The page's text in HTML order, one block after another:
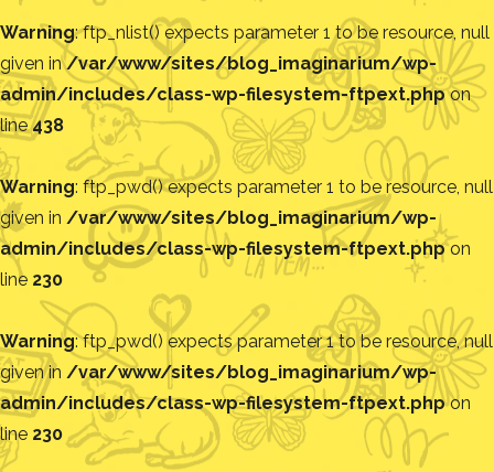
Warning: ftp_nlist() expects parameter 1 to be resource, null
given in/var/www/sites/blog_imaginarium/wp-
admin/includes/class-wp-filesystem-ftpext.phpon
line438
Warning: ftp_pwd() expects parameter 1 to be resource, null
given in /var/www/sites/blog_imaginarium/wp-
admin/includes/class-wp-filesystem-ftpext.phpon
line 230
Warning: ftp_pwd() expects parameter 1 to be resource, null
given in /var/www/sites/blog_imaginarium/wp-
admin/includes/class-wp-filesystem-ftpext.phpon
line 230